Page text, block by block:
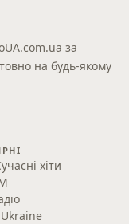
за
на будь-якому
хіти